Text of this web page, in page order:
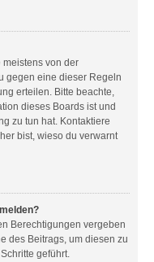
von der
gegen eine dieser Regeln
erteilen. Bitte beachte,
dieses Boards ist und
zu tun hat. Kontaktiere
bist, wieso du verwarnt
Berechtigungen vergeben
des Beitrags, um diesen zu
geführt.